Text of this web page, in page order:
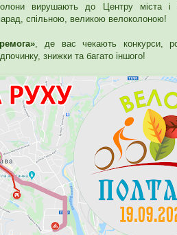
вирушають до Центру міста і
спільною, великою велоколоною!
, де вас чекають конкурси,
знижки та багато іншого!